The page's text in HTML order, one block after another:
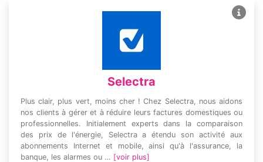
Selectra
Plus clair, plus vert, moins cher ! Chez Selectra, nous aidons
nos clients à gérer et à réduire leurs factures domestiques ou
professionnelles. Initialement experts dans la comparaison
des prix de l'énergie, Selectra a étendu son activité aux
abonnements Internet et mobile, ainsi qu'à l'assurance, la
banque, les alarmes ou … [voir plus]